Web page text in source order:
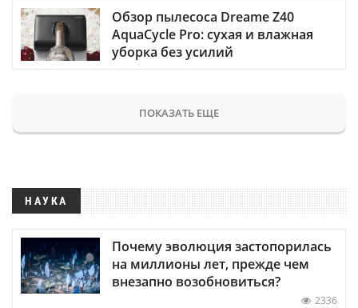
Обзор пылесоса Dreame Z40
AquaCycle Pro: сухая и влажная
уборка без усилий
ПОКАЗАТЬ ЕЩЕ
НАУКА
Почему эволюция застопорилась
на миллионы лет, прежде чем
внезапно возобновиться?
2336